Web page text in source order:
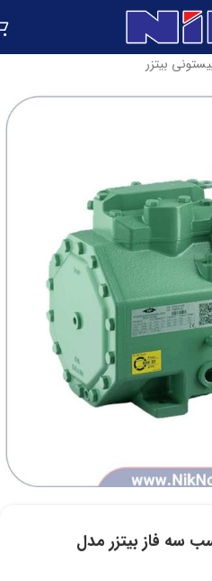
بیتزر
پیستونی 5.5 اسب سه فاز بیتزر مدل